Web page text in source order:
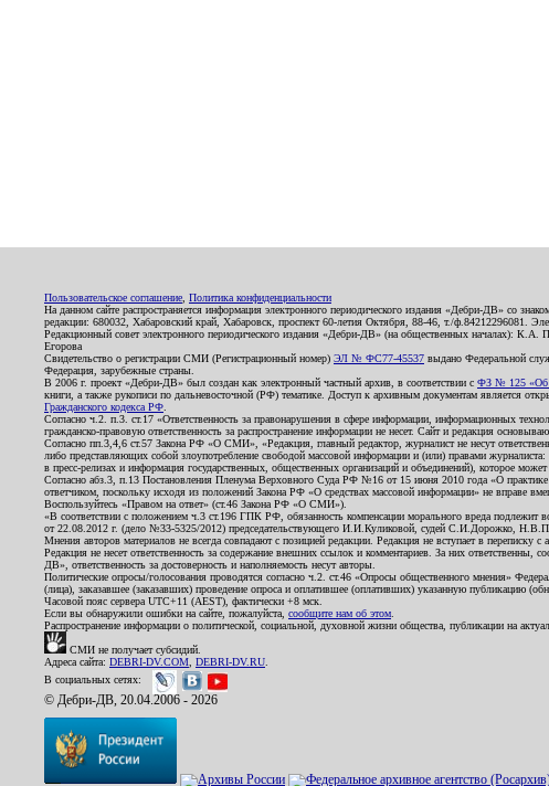
Пользовательское соглашение Политика конфиденциальности
На данном сайте распространяется информация электронного периодического издания «Дебри-ДВ» со
редакции: 680032, Хабаровский край, Хабаровск, проспект 60-летия Октября, 88-46, т./ф.84212296081.
Редакционный совет электронного периодического издания «Дебри-ДВ» (на общественных
Егорова
Свидетельство о регистрации СМИ (Регистрационный номер) ЭЛ № ФС77-45537 выдано Федеральной
Федерация, зарубежные страны.
В 2006 г. проект «Дебри-ДВ» был создан как электронный частный архив, в соответствии с ФЗ № 125 «Об
книги, а также рукописи по дальневосточной (РФ) тематике. Доступ к архивным документам является
Гражданского кодекса РФ
Согласно ч.2. п.3. ст.17 «Ответственность за правонарушения в сфере информации, информационных
гражданско-правовую ответственность за распространение информации не несет. Сайт и редакция
Согласно пп.3,4,6 ст.57 Закона РФ «О СМИ», «Редакция, главный редактор, журналист не несут
либо представляющих собой злоупотребление свободой массовой информации и (или) правами
в пресс-релизах и информация государственных, общественных организаций и объединений), которое
Согласно абз.3, п.13 Постановления Пленума Верховного Суда РФ №16 от 15 июня 2010 года «О
ответчиком, поскольку исходя из положений Закона РФ «О средствах массовой информации» не вправе
Воспользуйтесь «Правом на ответ» (ст.46 Закона РФ «О СМИ»).
«В соответствии с положением ч.3 ст.196 ГПК РФ, обязанность компенсации морального вреда подлежит
от 22.08.2012 г. (дело №33-5325/2012) председательствующего И.И.Куликовой, судей С.И.Дорожко,
Мнения авторов материалов не всегда совпадают с позицией редакции. Редакция не вступает в переписку с
Редакция не несет ответственность за содержание внешних ссылок и комментариев. За них
ДВ», ответственность за достоверность и наполняемость несут авторы.
Политические опросы/голосования проводятся согласно ч.2. ст.46 «Опросы общественного мнения»
(лица), заказавшее (заказавших) проведение опроса и оплатившее (оплативших) указанную публикацию
Часовой пояс сервера UTC+11 (AEST), фактически +8 мск.
Если вы обнаружили ошибки на сайте, пожалуйста, сообщите нам об этом
Распространение информации о политической, социальной, духовной жизни общества, публикации на
СМИ не получает субсидий.
Адреса сайта: DEBRI-DV.COM DEBRI-DV.RU
В социальных сетях:
© Дебри-ДВ, 20.04.2006 - 2026